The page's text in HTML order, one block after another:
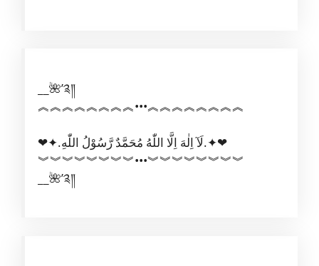
__🌺’༉༎
︽︽︽︽︽︽︽︽•••︽︽︽︽︽︽︽︽
❤✦.لَآ اِلٰهَ اِلَّا اللّٰهُ مُحَمَّدٌ رَّسُوْلُ اللّٰهِ.✦❤
︾︾︾︾︾︾︾︾•••︾︾︾︾︾︾︾︾
__🌺’༉༎